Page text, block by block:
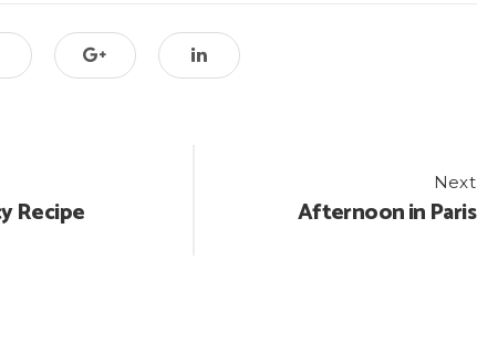
Recipe
Next
Afternoon in Paris